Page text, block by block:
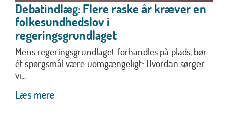
Debatindlæg: Flere raske år kræver en
folkesundhedslov i
regeringsgrundlaget
Mens regeringsgrundlaget forhandles på plads, bør
ét spørgsmål være uomgængeligt: Hvordan sørger
vi...
Læs mere